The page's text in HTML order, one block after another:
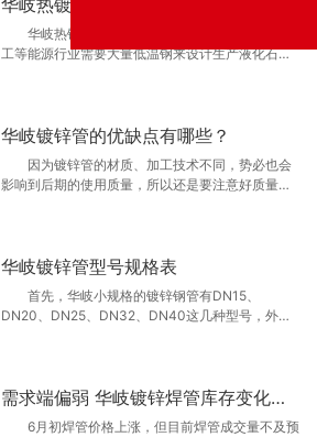
华岐热镀锌方管的制作工艺
华岐热镀锌方管的制作工艺 国内石油、化
工等能源行业需要大量低温钢来设计生产液化石油
能源制造和储存设备出产行业提供广阔的市…
华岐镀锌管的优缺点有哪些？
因为镀锌管的材质、加工技术不同，势必也会
影响到后期的使用质量，所以还是要注意好质量比
证良好的附着力，也可以延长管材的使用…
华岐镀锌管型号规格表
首先，华岐小规格的镀锌钢管有DN15、
DN20、DN25、DN32、DN40这几种型号，外径
钢管有DN50、DN65、DN80、DN100这几种型需求端偏弱 华岐镀锌焊管库存变化不大
6月初焊管价格上涨，但目前焊管成交量不及预